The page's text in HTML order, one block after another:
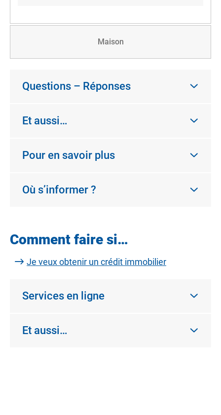
Maison
Questions – Réponses
Et aussi…
Pour en savoir plus
Où s’informer ?
Comment faire si…
Je veux obtenir un crédit immobilier
Services en ligne
Et aussi…